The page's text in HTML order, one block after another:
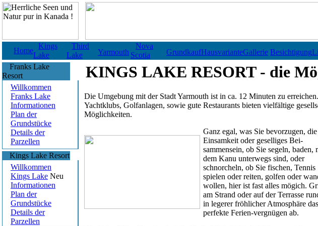
Home
Kings
Lake
Third
Lake
Yarmouth
Nova
Scotia
GrundkaufHausvarianteGallerie Besichtigung
Franks Lake
Resort
Willkommen
Franks Lake
Informationen
Plan der
Grundstücke
Details der
Parzellen
Kings Lake Resort
Willkommen
Kings Lake Neu
Informationen
Plan der
Grundstücke
Details der
Parzellen
KINGS LAKE RESORT - die
Die Umgebung mit der Stadt Yarmouth ist in ca. 12 Minuten zu
Yachtklubs, Golfanlagen, sowie gute Restaurants bieten vielfältige
Möglichkeiten.
Ganz egal, was Sie bevorzugen, die
Einsamkeit oder geselliges Bei-
sammensein, ob Sie segeln, baden,
dem Kanu unterwegs sind, oder
schnorcheln, ob Sie fischen, Tennis
spielen oder reiten, golfen oder
wollen, hier ist fast alles mögich.
am Strand oder auf derTerrasse
in legerer fröhlicher Atmosphäre das
perfekte Ferien-vergnügen ab.